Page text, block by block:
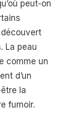
peut-on
La peau
comme un
d’un
la
fumoir.